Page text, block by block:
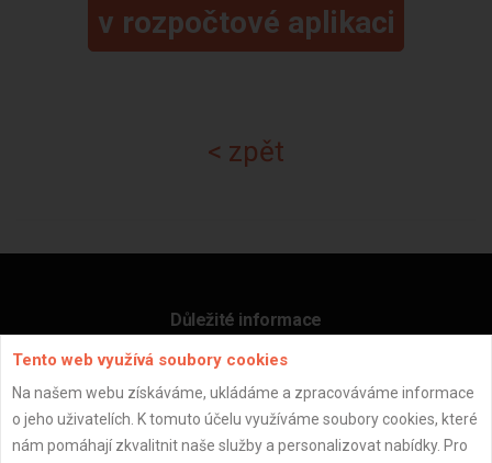
v rozpočtové aplikaci
< zpět
Důležité informace
Naše firmy a řemeslníci
Zpracování a ochrana osobních údajů
Zásady pro používání souborů cookie
Obchodní podmínky (zprostředkování)
Tento web využívá soubory cookies
Na našem webu získáváme, ukládáme a zpracováváme informace
o jeho uživatelích. K tomuto účelu využíváme soubory cookies, které
nám pomáhají zkvalitnit naše služby a personalizovat nabídky. Pro